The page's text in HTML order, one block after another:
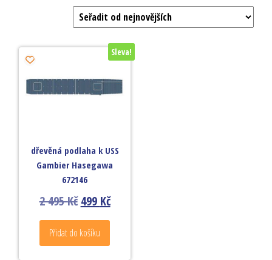
Sleva!
dřevěná podlaha k USS
Gambier Hasegawa
672146
2 495Kč 499 Kč
Přidat do košíku